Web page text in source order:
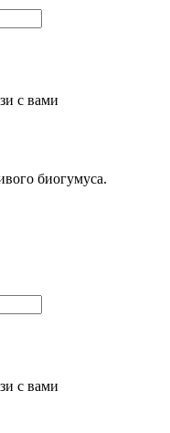
с вами
биогумуса.
с вами